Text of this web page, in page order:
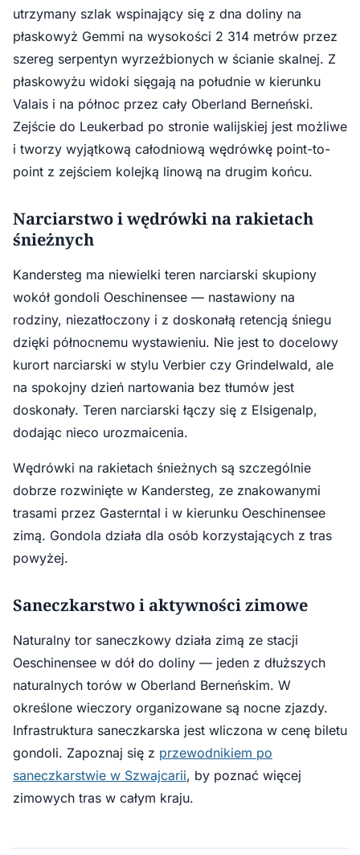
utrzymany szlak wspinający się z dna doliny na
płaskowyż Gemmi na wysokości 2 314 metrów przez
szereg serpentyn wyrzeźbionych w ścianie skalnej. Z
płaskowyżu widoki sięgają na południe w kierunku
Valais i na północ przez cały Oberland Berneński.
Zejście do Leukerbad po stronie walijskiej jest możliwe
i tworzy wyjątkową całodniową wędrówkę point-to-
point z zejściem kolejką linową na drugim końcu.
Narciarstwo i wędrówki na rakietach
śnieżnych
Kandersteg ma niewielki teren narciarski skupiony
wokół gondoli Oeschinensee — nastawiony na
rodziny, niezatłoczony i z doskonałą retencją śniegu
dzięki północnemu wystawieniu. Nie jest to docelowy
kurort narciarski w stylu Verbier czy Grindelwald, ale
na spokojny dzień nartowania bez tłumów jest
doskonały. Teren narciarski łączy się z Elsigenalp,
dodając nieco urozmaicenia.
Wędrówki na rakietach śnieżnych są szczególnie
dobrze rozwinięte w Kandersteg, ze znakowanymi
trasami przez Gasterntal i w kierunku Oeschinensee
zimą. Gondola działa dla osób korzystających z tras
powyżej.
Saneczkarstwo i aktywności zimowe
Naturalny tor saneczkowy działa zimą ze stacji
Oeschinensee w dół do doliny — jeden z dłuższych
naturalnych torów w Oberland Berneńskim. W
określone wieczory organizowane są nocne zjazdy.
Infrastruktura saneczkarska jest wliczona w cenę biletu
gondoli. Zapoznaj się z przewodnikiem po
saneczkarstwie w Szwajcarii, by poznać więcej
zimowych tras w całym kraju.